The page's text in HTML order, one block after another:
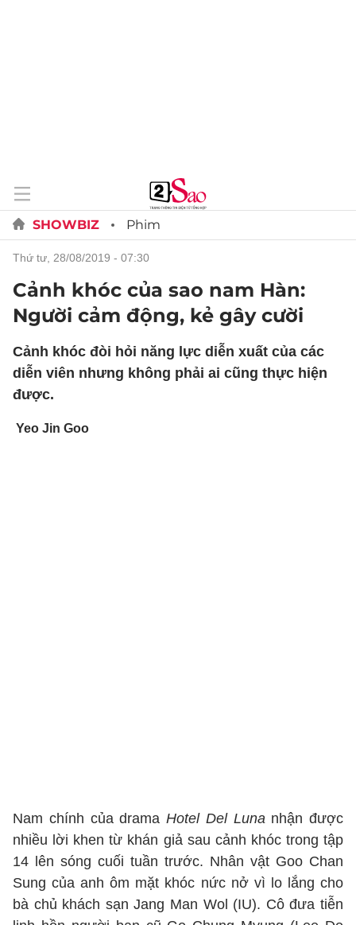
SHOWBIZ Phim
thứ tư, 28/08/2019 - 07:30
Cảnh khóc của sao nam Hàn:
Người cảm động, kẻ gây cười
Cảnh khóc đòi hỏi năng lực diễn xuất của các
diễn viên nhưng không phải ai cũng thực hiện
được.
Yeo Jin Goo
Nam chính của drama Hotel Del Lunanhận được
nhiều lời khen từ khán giả sau cảnh khóc trong tập
14 lên sóng cuối tuần trước. Nhân vật Goo Chan
Sung của anh ôm mặt khóc nức nở vì lo lắng cho
bà chủ khách sạn Jang Man Wol (IU). Cô đưa tiễn